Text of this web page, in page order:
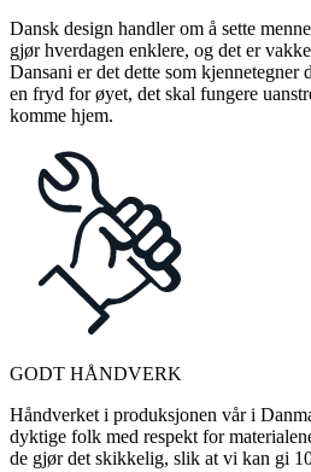
Dansk design handler om å sette
gjør hverdagen enklere, og det er
Dansani er det dette som kjennetegner
en fryd for øyet, det skal fungere
komme hjem.
GODT HÅNDVERK
Håndverket i produksjonen vår i
dyktige folk med respekt for
de gjør det skikkelig, slik at vi kan gi